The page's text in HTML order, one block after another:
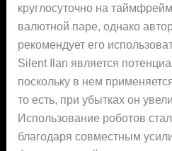
круглосуточно на
валютной паре, однако
рекомендует его
Silent Ilan является
поскольку в нем
то есть, при убытках он
Использование роботов
благодаря совместным